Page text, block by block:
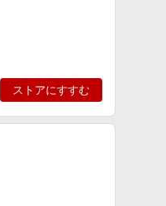
ストアにすすむ